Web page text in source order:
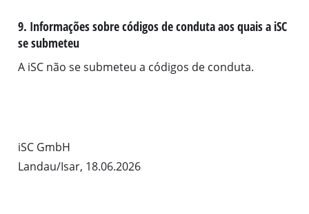
9. Informações sobre códigos de conduta aos quais a iSC
se submeteu
A iSC não se submeteu a códigos de conduta.
iSC GmbH
Landau/Isar, 18.06.2026